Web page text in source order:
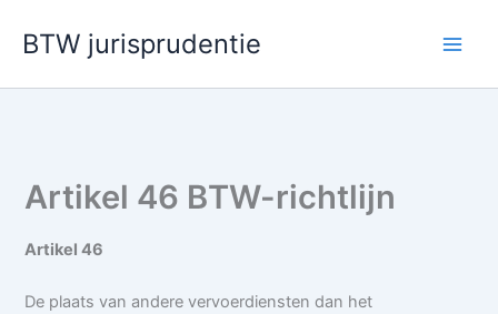
naar
inhoud
BTW jurisprudentie
Artikel 46 BTW-richtlijn
Artikel 46
De plaats van andere vervoerdiensten dan het